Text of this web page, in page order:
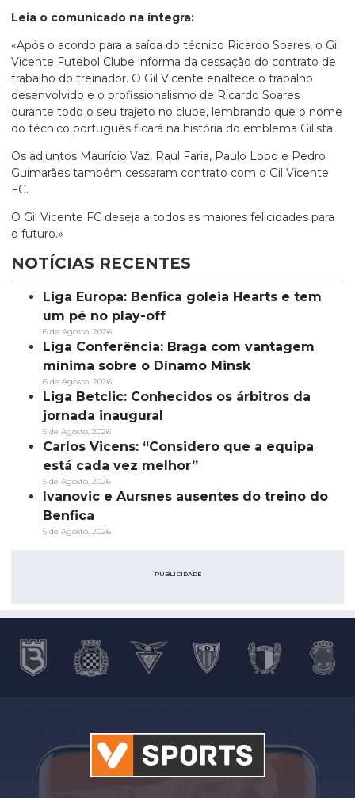
Leia o comunicado na íntegra:
«Após o acordo para a saída do técnico Ricardo Soares, o Gil
Vicente Futebol Clube informa da cessação do contrato de
trabalho do treinador. O Gil Vicente enaltece o trabalho
desenvolvido e o profissionalismo de Ricardo Soares
durante todo o seu trajeto no clube, lembrando que o nome
do técnico português ficará na história do emblema Gilista.
Os adjuntos Maurício Vaz, Raul Faria, Paulo Lobo e Pedro
Guimarães também cessaram contrato com o Gil Vicente
FC.
O Gil Vicente FC deseja a todos as maiores felicidades para
o futuro.»
NOTÍCIAS RECENTES
Liga Europa: Benfica goleia Hearts e tem
um pé no play-off
6 de Agosto, 2026
Liga Conferência: Braga com vantagem
mínima sobre o Dínamo Minsk
6 de Agosto, 2026
Liga Betclic: Conhecidos os árbitros da
jornada inaugural
5 de Agosto, 2026
Carlos Vicens: “Considero que a equipa
está cada vez melhor”
5 de Agosto, 2026
Ivanovic e Aursnes ausentes do treino do
Benfica
5 de Agosto, 2026
PUBLICIDADE